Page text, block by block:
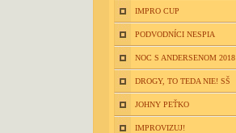
IMPRO CUP
PODVODNÍCI NESPIA
NOC S ANDERSENOM 2018
DROGY, TO TEDA NIE! SŠ
JOHNY PEŤKO
IMPROVIZUJ!